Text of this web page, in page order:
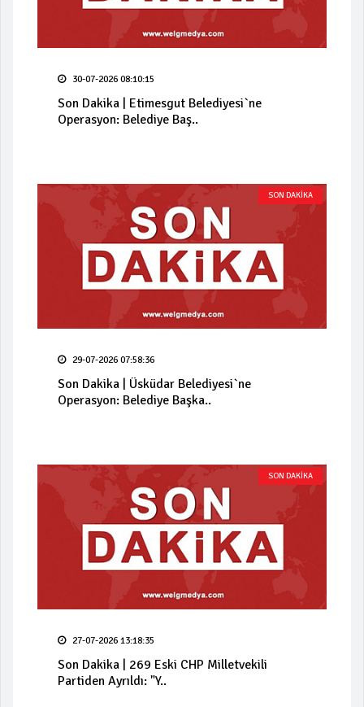
30-07-2026 08:10:15
Son Dakika | Etimesgut Belediyesi`ne
Operasyon: Belediye Baş..
SON DAKİKA
29-07-2026 07:58:36
Son Dakika | Üsküdar Belediyesi`ne
Operasyon: Belediye Başka..
SON DAKİKA
27-07-2026 13:18:35
Son Dakika | 269 Eski CHP Milletvekili
Partiden Ayrıldı: "Y..